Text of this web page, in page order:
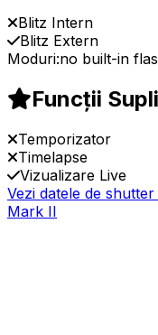
Blitz Intern
Blitz Extern
Moduri:no built-in
Funcții
Temporizator
Timelapse
Vizualizare Live
Vezi datele de
Mark II